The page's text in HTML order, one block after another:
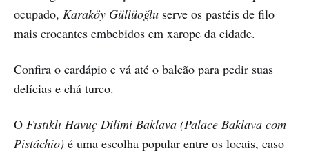
ocupado, Karaköy Güllüoğlu serve os pastéis de filo
mais crocantes embebidos em xarope da cidade.
Confira o cardápio e vá até o balcão para pedir suas
delícias e chá turco.
O Fıstıklı Havuç Dilimi Baklava (Palace Baklava com
Pistáchio) é uma escolha popular entre os locais, caso